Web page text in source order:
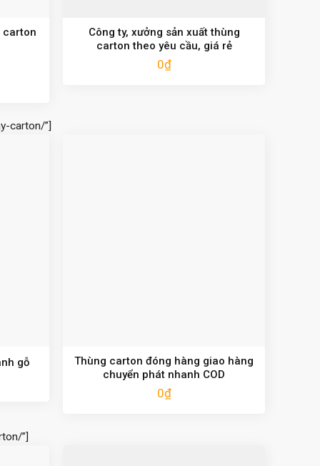
carton
Công ty, xưởng sản xuất thùng
carton theo yêu cầu, giá rẻ
0₫
carton/”]
gỗ
Thùng carton đóng hàng giao hàng
chuyển phát nhanh COD
0₫
”]